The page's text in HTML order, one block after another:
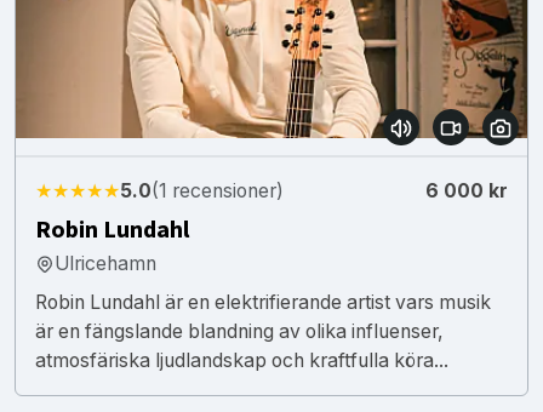
★★★★★5.0(1 recensioner) 6 000 kr
Robin Lundahl
Ulricehamn
Robin Lundahl är en elektrifierande artist vars musik
är en fängslande blandning av olika influenser,
atmosfäriska ljudlandskap och kraftfulla köra...